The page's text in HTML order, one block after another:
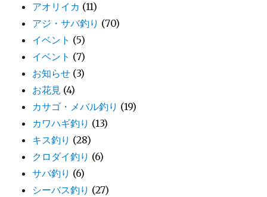
アオリイカ (11)
アジ・サバ釣り (70)
イベント (5)
イベント (7)
お知らせ (3)
お花見 (4)
カサゴ・メバル釣り (19)
カワハギ釣り (13)
キス釣り (28)
クロダイ釣り (6)
サバ釣り (6)
シーバス釣り (27)